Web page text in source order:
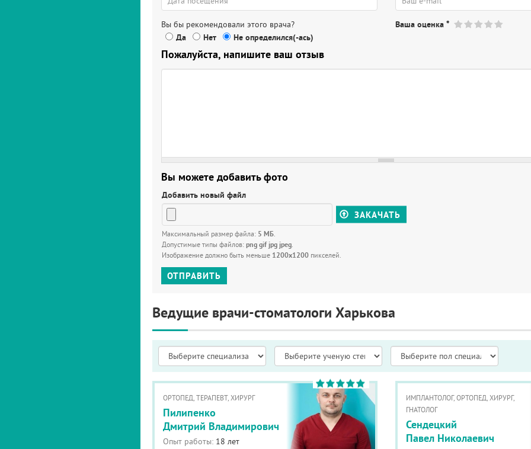
Вы бы рекомендовали этого врача?
Да
Нет Не определился(-ась)
Ваша оценка*
Пожалуйста, напишите ваш отзыв
Вы можете добавить фото
Добавить новый файл
ЗАКАЧАТЬ
Максимальный размер файла: 5 МБ.
Допустимые типы файлов: png gif jpg jpeg.
Изображение должно быть меньше 1200x1200 пикселей.
ОТПРАВИТЬ
Ведущие врачи-стоматологи Харькова
ОРТОПЕД, ТЕРАПЕВТ, ХИРУРГ
Пилипенко
Дмитрий Владимирович
Опыт работы: 18 лет
ИМПЛАНТОЛОГ, ОРТОПЕД, ХИРУРГ,
ГНАТОЛОГ
Сендецкий
Павел Николаевич